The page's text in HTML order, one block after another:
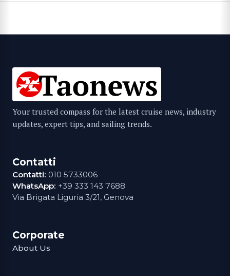
Your trusted compass for the latest cruise news, industry
updates, expert tips, and sailing trends.
Contatti
Contatti: 010 5733006
WhatsApp: +39 333 143 7688
Via Brigata Liguria 3/21, Genova
Corporate
About Us